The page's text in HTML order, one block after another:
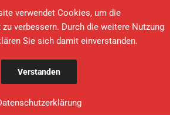
PAULA
DIT IS BERLIN
verwendet Cookies, um die
verbessern. Durch die weitere Nutzung
Sie sich damit einverstanden.
Verstanden